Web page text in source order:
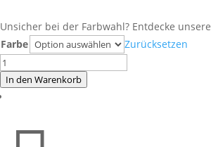
Unsicher bei der Farbwahl? Entdecke unsere
Farbe
Zurücksetzen
Monster
797
limegreen
In den Warenkorb